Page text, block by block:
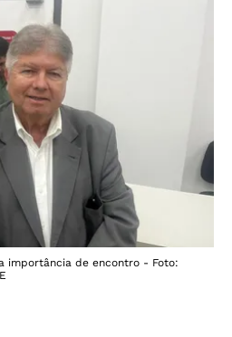
importância de encontro - Foto: